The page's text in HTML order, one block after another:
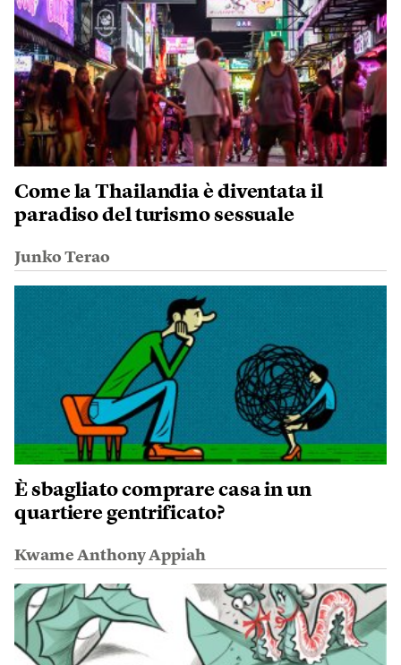
Come la Thailandia è diventata il
paradiso del turismo sessuale
Junko Terao
È sbagliato comprare casa in un
quartiere gentrificato?
Kwame Anthony Appiah